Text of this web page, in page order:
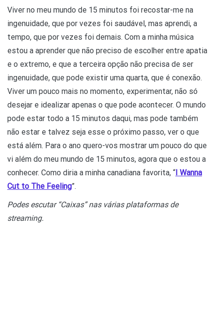
Viver no meu mundo de 15 minutos foi recostar-me na
ingenuidade, que por vezes foi saudável, mas aprendi, a
tempo, que por vezes foi demais. Com a minha música
estou a aprender que não preciso de escolher entre apatia
e o extremo, e que a terceira opção não precisa de ser
ingenuidade, que pode existir uma quarta, que é conexão.
Viver um pouco mais no momento, experimentar, não só
desejar e idealizar apenas o que pode acontecer. O mundo
pode estar todo a 15 minutos daqui, mas pode também
não estar e talvez seja esse o próximo passo, ver o que
está além. Para o ano quero-vos mostrar um pouco do que
vi além do meu mundo de 15 minutos, agora que o estou a
conhecer. Como diria a minha canadiana favorita, “I Wanna
Cut to The Feeling”.
Podes escutar “Caixas” nas várias plataformas de
streaming.